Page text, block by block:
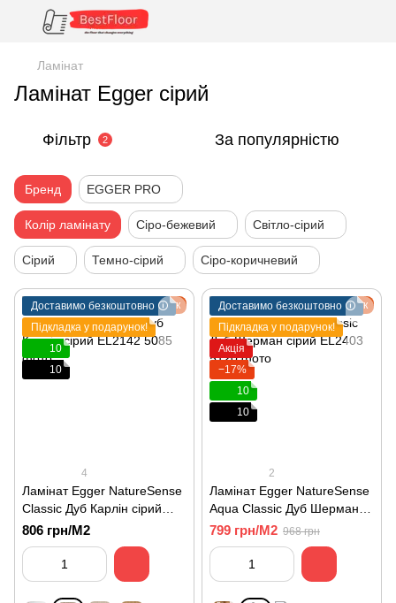
Ламінат
Ламінат Egger сірий
Фільтр 2 За популярністю
Бренд EGGER PRO
Колір ламінату Сіро-бежевий Світло-сірий
Сірий Темно-сірий Сіро-коричневий
Подарунок
Доставимо безкоштовно 🛈
Підкладка у подарунок!
10
10
4
Ламінат Egger NatureSense
Classic Дуб Карлін сірий
EL2142
806 грн/М2
Подарунок
Доставимо безкоштовно 🛈
Підкладка у подарунок!
Акція
−17%
10
10
2
Ламінат Egger NatureSense
Aqua Classic Дуб Шерман
сірий EL2403
799 грн/М2 968 грн